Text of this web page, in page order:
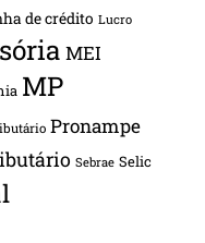
de crédito Lucro
MEI
MP
Pronampe
Sebrae Selic